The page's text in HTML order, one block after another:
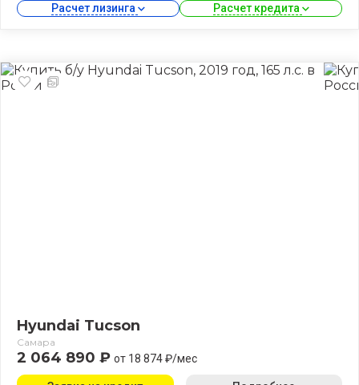
Расчет лизинга Расчет кредита
Hyundai Tucson
Самара
2 064 890 ₽ от 18 874 ₽/мес